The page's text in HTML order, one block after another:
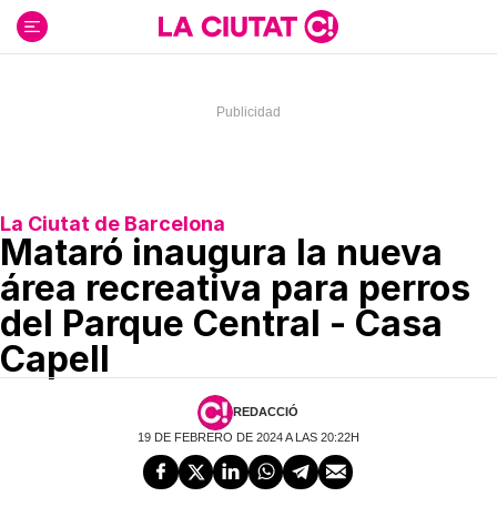
contenido
La Ciutat de Barcelona
Mataró inaugura la nueva
área recreativa para perros
del Parque Central - Casa
Capell
REDACCIÓ
19 DE FEBRERO DE 2024 A LAS 20:22H